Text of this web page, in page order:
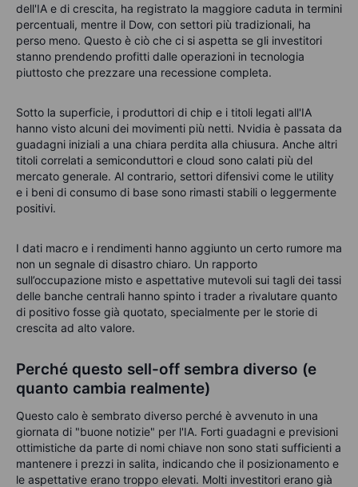
dell'IA e di crescita, ha registrato la maggiore caduta in termini
percentuali, mentre il Dow, con settori più tradizionali, ha
perso meno. Questo è ciò che ci si aspetta se gli investitori
stanno prendendo profitti dalle operazioni in tecnologia
piuttosto che prezzare una recessione completa.
Sotto la superficie, i produttori di chip e i titoli legati all'IA
hanno visto alcuni dei movimenti più netti. Nvidia è passata da
guadagni iniziali a una chiara perdita alla chiusura. Anche altri
titoli correlati a semiconduttori e cloud sono calati più del
mercato generale. Al contrario, settori difensivi come le utility
e i beni di consumo di base sono rimasti stabili o leggermente
positivi.
I dati macro e i rendimenti hanno aggiunto un certo rumore ma
non un segnale di disastro chiaro. Un rapporto
sull’occupazione misto e aspettative mutevoli sui tagli dei tassi
delle banche centrali hanno spinto i trader a rivalutare quanto
di positivo fosse già quotato, specialmente per le storie di
crescita ad alto valore.
Perché questo sell-off sembra diverso (e
quanto cambia realmente)
Questo calo è sembrato diverso perché è avvenuto in una
giornata di "buone notizie" per l'IA. Forti guadagni e previsioni
ottimistiche da parte di nomi chiave non sono stati sufficienti a
mantenere i prezzi in salita, indicando che il posizionamento e
le aspettative erano troppo elevati. Molti investitori erano già